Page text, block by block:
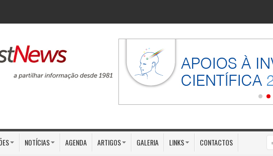
NOTÍCIAS AGENDA ARTIGOS GALERIA LINKS CONTACTOS